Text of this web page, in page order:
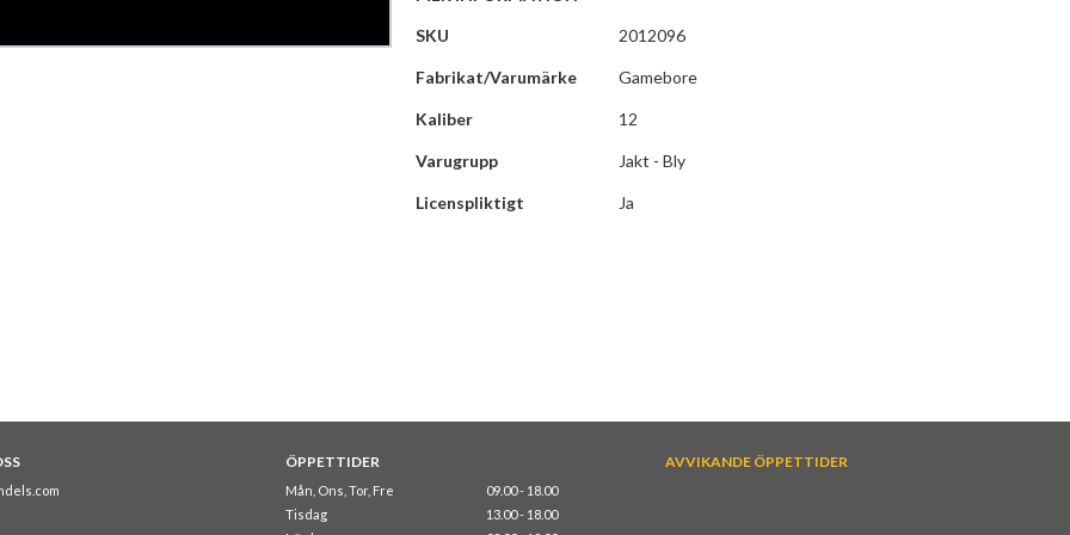
Mer
SKU 2012096
Fabrikat/Varumärke Gamebore
Kaliber 12
Varugrupp Jakt - Bly
Licenspliktigt Ja
ÖPPETTIDER
Mån, Ons, Tor, Fre
09.00 - 18.00
Tisdag
13.00 - 18.00
AVVIKANDE ÖPPETTIDER